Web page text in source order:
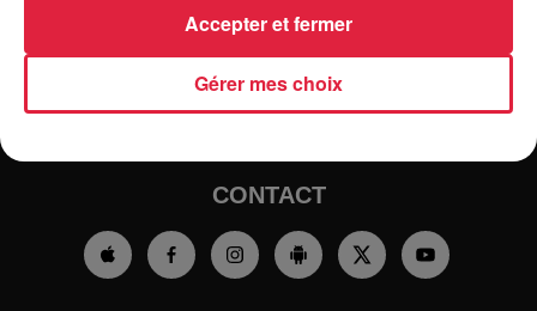
TRAQUEURS D'EMPLOI
AGENDA PODCASTS
CONTACT
Gérer mes choix
Accepter et fermer